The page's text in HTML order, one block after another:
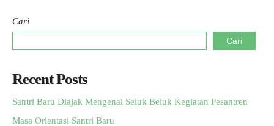
Cari
Cari
Recent Posts
Santri Baru Diajak Mengenal Seluk Beluk Kegiatan Pesantren
Masa Orientasi Santri Baru